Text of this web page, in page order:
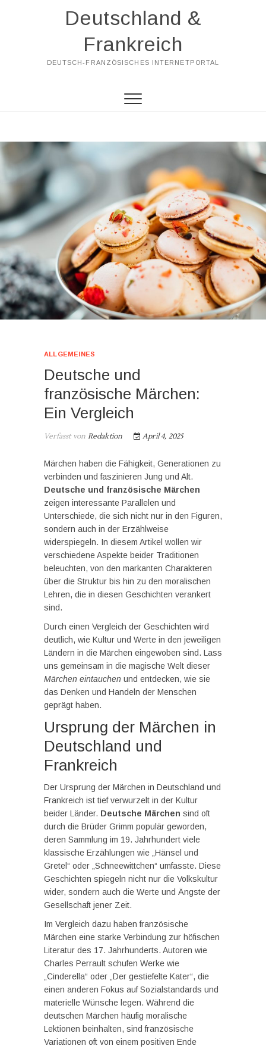
Deutschland &
Frankreich
DEUTSCH-FRANZÖSISCHES INTERNETPORTAL
ALLGEMEINES
Deutsche und
französische Märchen:
Ein Vergleich
Verfasst von Redaktion April 4, 2025
Märchen haben die Fähigkeit, Generationen zu
verbinden und faszinieren Jung und Alt.
Deutsche und französische Märchen
zeigen interessante Parallelen und
Unterschiede, die sich nicht nur in den Figuren,
sondern auch in der Erzählweise
widerspiegeln. In diesem Artikel wollen wir
verschiedene Aspekte beider Traditionen
beleuchten, von den markanten Charakteren
über die Struktur bis hin zu den moralischen
Lehren, die in diesen Geschichten verankert
sind.
Durch einen Vergleich der Geschichten wird
deutlich, wie Kultur und Werte in den jeweiligen
Ländern in die Märchen eingewoben sind. Lass
uns gemeinsam in die magische Welt dieser
Märchen eintauchen und entdecken, wie sie
das Denken und Handeln der Menschen
geprägt haben.
Ursprung der Märchen in
Deutschland und
Frankreich
Der Ursprung der Märchen in Deutschland und
Frankreich ist tief verwurzelt in der Kultur
beider Länder. Deutsche Märchen sind oft
durch die Brüder Grimm populär geworden,
deren Sammlung im 19. Jahrhundert viele
klassische Erzählungen wie „Hänsel und
Gretel“ oder „Schneewittchen“ umfasste. Diese
Geschichten spiegeln nicht nur die Volkskultur
wider, sondern auch die Werte und Ängste der
Gesellschaft jener Zeit.
Im Vergleich dazu haben französische
Märchen eine starke Verbindung zur höfischen
Literatur des 17. Jahrhunderts. Autoren wie
Charles Perrault schufen Werke wie
„Cinderella“ oder „Der gestiefelte Kater“, die
einen anderen Fokus auf Sozialstandards und
materielle Wünsche legen. Während die
deutschen Märchen häufig moralische
Lektionen beinhalten, sind französische
Variationen oft von einem positiven Ende